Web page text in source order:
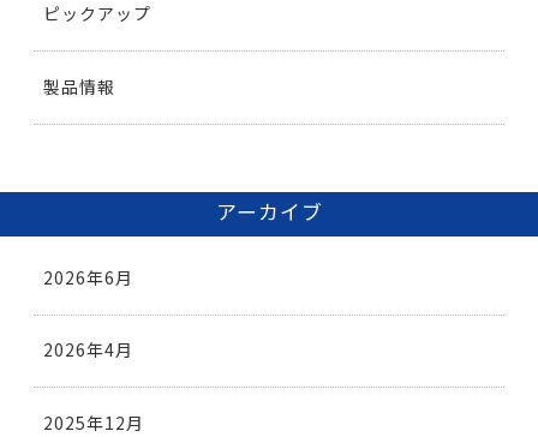
ピックアップ
製品情報
アーカイブ
2026年6月
2026年4月
2025年12月